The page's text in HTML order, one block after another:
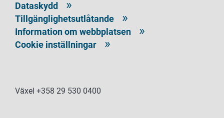
Dataskydd
Tillgänglighetsutlåtande
Information om webbplatsen
Cookie inställningar
Växel +358 29 530 0400